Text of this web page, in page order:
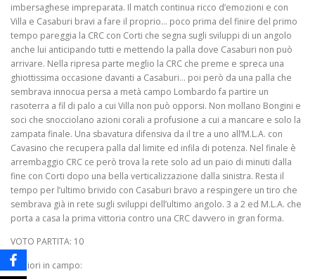
imbersaghese impreparata. Il match continua ricco d’emozioni e con
Villa e Casaburi bravi a fare il proprio… poco prima del finire del primo
tempo pareggia la CRC con Corti che segna sugli sviluppi di un angolo
anche lui anticipando tutti e mettendo la palla dove Casaburi non può
arrivare. Nella ripresa parte meglio la CRC che preme e spreca una
ghiottissima occasione davanti a Casaburi… poi però da una palla che
sembrava innocua persa a metà campo Lombardo fa partire un
rasoterra a fil di palo a cui Villa non può opporsi. Non mollano Bongini e
soci che snocciolano azioni corali a profusione a cui a mancare e solo la
zampata finale. Una sbavatura difensiva da il tre a uno all’M.L.A. con
Cavasino che recupera palla dal limite ed infila di potenza. Nel finale è
arrembaggio CRC ce però trova la rete solo ad un paio di minuti dalla
fine con Corti dopo una bella verticalizzazione dalla sinistra. Resta il
tempo per l’ultimo brivido con Casaburi bravo a respingere un tiro che
sembrava già in rete sugli sviluppi dell’ultimo angolo. 3 a 2 ed M.L.A. che
porta a casa la prima vittoria contro una CRC davvero in gran forma.
VOTO PARTITA: 10
Migliori in campo: